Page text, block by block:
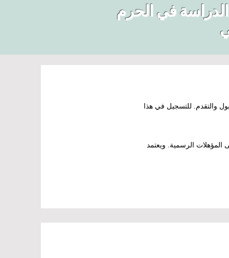
في الحرم
والتقدم. للتسجيل في هذا
المؤهلات الرسمية. ويعتمد